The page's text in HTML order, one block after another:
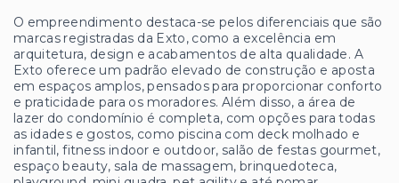
O empreendimento destaca-se pelos diferenciais que são
marcas registradas da Exto, como a excelência em
arquitetura, design e acabamentos de alta qualidade. A
Exto oferece um padrão elevado de construção e aposta
em espaços amplos, pensados para proporcionar conforto
e praticidade para os moradores. Além disso, a área de
lazer do condomínio é completa, com opções para todas
as idades e gostos, como piscina com deck molhado e
infantil, fitness indoor e outdoor, salão de festas gourmet,
espaço beauty, sala de massagem, brinquedoteca,